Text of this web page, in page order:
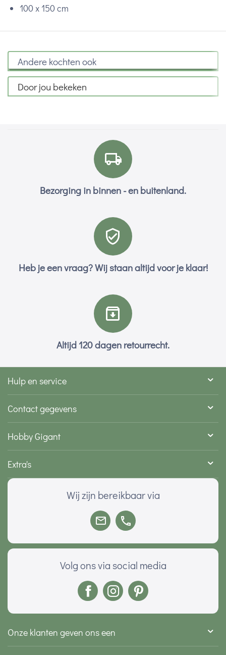
100 x 150 cm
Andere kochten ook
Door jou bekeken
Bezorging in binnen - en buitenland.
Heb je een vraag? Wij staan altijd voor je klaar!
Altijd 120 dagen retourrecht.
Hulp en service
Contact gegevens
Hobby Gigant
Extra's
Wij zijn bereikbaar via
Volg ons via social media
Onze klanten geven ons een